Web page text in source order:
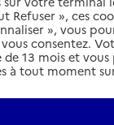
Refuser », ces
», vous
consentez.
13 mois et
tout moment